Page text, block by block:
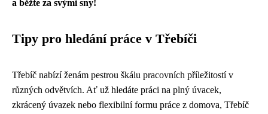
a běžte za svými sny!
Tipy pro hledání práce v Třebíči
Třebíč nabízí ženám pestrou škálu pracovních příležitostí v
různých odvětvích. Ať už hledáte práci na plný úvacek,
zkrácený úvazek nebo flexibilní formu práce z domova, Třebíč